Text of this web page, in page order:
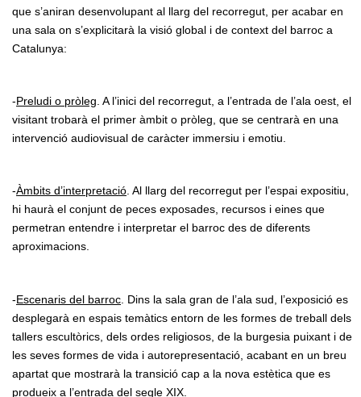
que s’aniran desenvolupant al llarg del recorregut, per acabar en
una sala on s’explicitarà la visió global i de context del barroc a
Catalunya:
-Preludi o pròleg . A l’inici del recorregut, a l’entrada de l’ala oest, el
visitant trobarà el primer àmbit o pròleg, que se centrarà en una
intervenció audiovisual de caràcter immersiu i emotiu.
-Àmbits d’interpretació. Al llarg del recorregut per l’espai expositiu,
hi haurà el conjunt de peces exposades, recursos i eines que
permetran entendre i interpretar el barroc des de diferents
aproximacions.
-Escenaris del barroc . Dins la sala gran de l’ala sud, l’exposició es
desplegarà en espais temàtics entorn de les formes de treball dels
tallers escultòrics, dels ordes religiosos, de la burgesia puixant i de
les seves formes de vida i autorepresentació, acabant en un breu
apartat que mostrarà la transició cap a la nova estètica que es
produeix a l’entrada del segle XIX.